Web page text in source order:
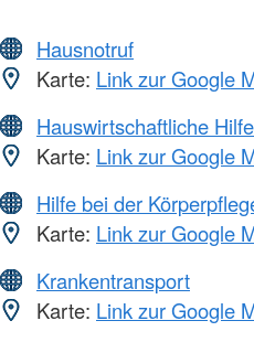
Hausnotruf
Karte: Link zur Google
Hauswirtschaftliche
Karte: Link zur Google
Hilfe bei der
Karte: Link zur Google
Krankentransport
Karte: Link zur Google